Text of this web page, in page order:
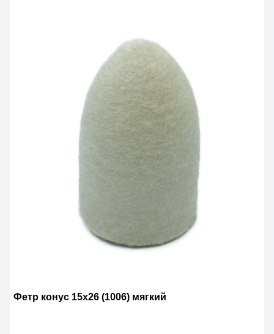
Фетр конус 15х26 (1006) мягкий